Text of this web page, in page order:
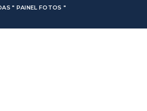
" PAINEL FOTOS "